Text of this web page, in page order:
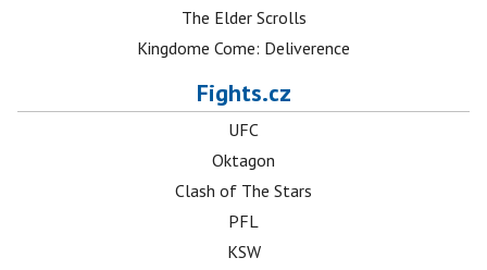
The Elder Scrolls
Kingdome Come: Deliverence
Fights.cz
UFC
Oktagon
Clash of The Stars
PFL
KSW